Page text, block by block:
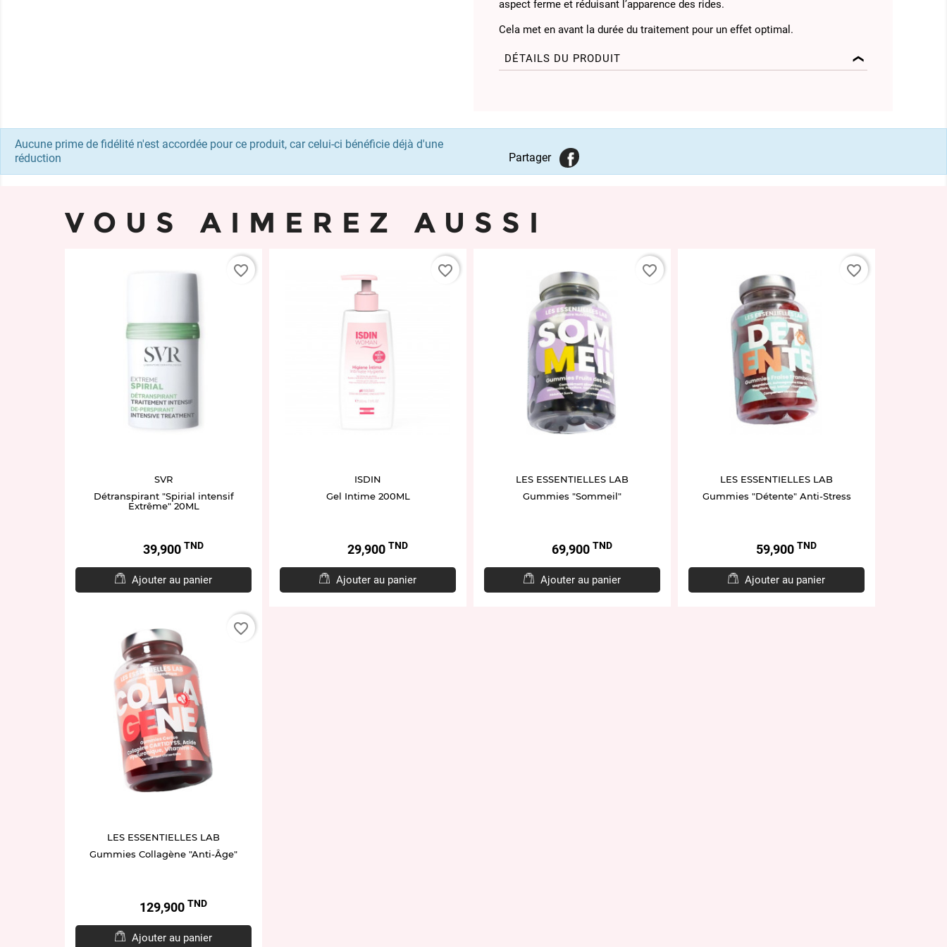
aspect ferme et réduisant l’apparence des rides.
Cela met en avant la durée du traitement pour un effet optimal.
DÉTAILS DU PRODUIT
Partager
Aucune prime de fidélité n'est accordée pour ce produit, car celui-ci bénéficie déjà d'une
réduction
VOUS AIMEREZ AUSSI
SVR
Détranspirant "Spirial intensif
Extrême" 20ML
Prix39,900 TND
Ajouter au panier
favorite_border
ISDIN
Gel Intime 200ML
Prix29,900 TND
Ajouter au panier
favorite_border
LES ESSENTIELLES LAB
Gummies "Sommeil"
Prix69,900 TND
Ajouter au panier
favorite_border
LES ESSENTIELLES LAB
Gummies "Détente" Anti-Stress
Prix59,900 TND
Ajouter au panier
favorite_border
LES ESSENTIELLES LAB
Gummies Collagène "Anti-Âge"
Prix129,900 TND
Ajouter au panier
favorite_border